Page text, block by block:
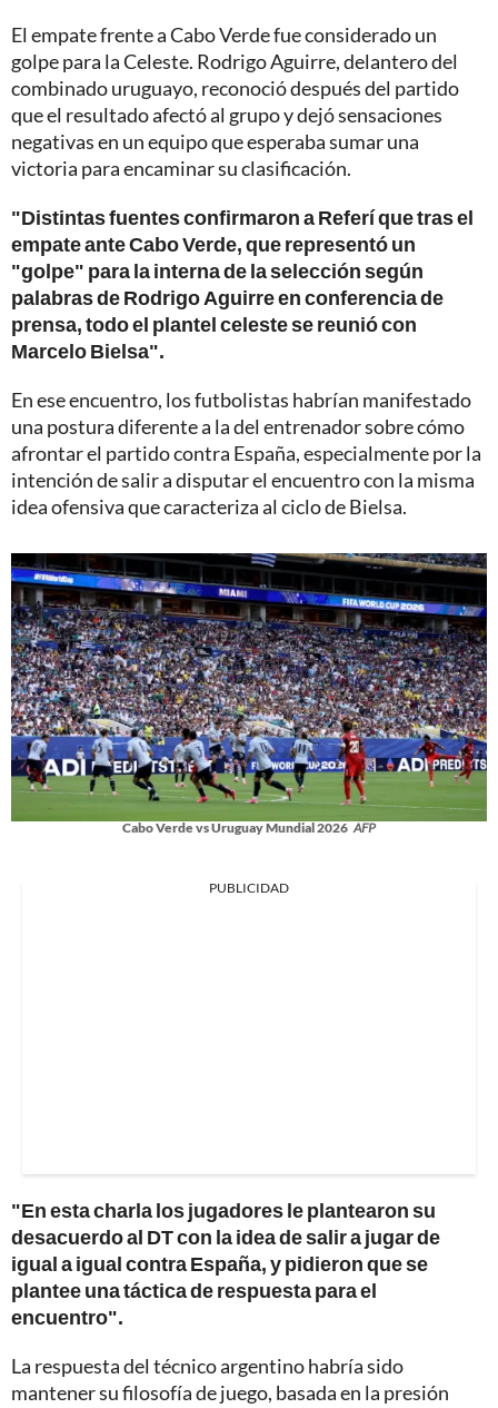
El empate frente a Cabo Verde fue considerado un
golpe para la Celeste. Rodrigo Aguirre, delantero del
combinado uruguayo, reconoció después del partido
que el resultado afectó al grupo y dejó sensaciones
negativas en un equipo que esperaba sumar una
victoria para encaminar su clasificación.
"Distintas fuentes confirmaron a Referí que tras el
empate ante Cabo Verde, que representó un
"golpe" para la interna de la selección según
palabras de Rodrigo Aguirre en conferencia de
prensa, todo el plantel celeste se reunió con
Marcelo Bielsa".
En ese encuentro, los futbolistas habrían manifestado
una postura diferente a la del entrenador sobre cómo
afrontar el partido contra España, especialmente por la
intención de salir a disputar el encuentro con la misma
idea ofensiva que caracteriza al ciclo de Bielsa.
Cabo Verde vs Uruguay Mundial 2026 AFP
PUBLICIDAD
"En esta charla los jugadores le plantearon su
desacuerdo al DT con la idea de salir a jugar de
igual a igual contra España, y pidieron que se
plantee una táctica de respuesta para el
encuentro".
La respuesta del técnico argentino habría sido
mantener su filosofía de juego, basada en la presión